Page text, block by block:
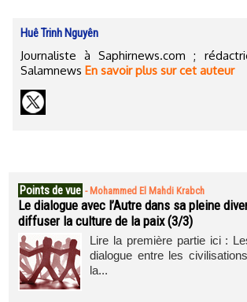
Huê Trinh Nguyên
Journaliste à Saphirnews.com ;
Salamnews En savoir plus sur cet auteur
Points de vue - Mohammed El Mahdi Krabch
Le dialogue avec l’Autre dans sa pleine
diffuser la culture de la paix (3/3)
Lire la première partie ici :
dialogue entre les
la...